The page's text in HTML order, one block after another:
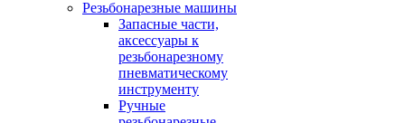
Резьбонарезные машины
Запасные части,
аксессуары к
резьбонарезному
пневматическому
инструменту
Ручные